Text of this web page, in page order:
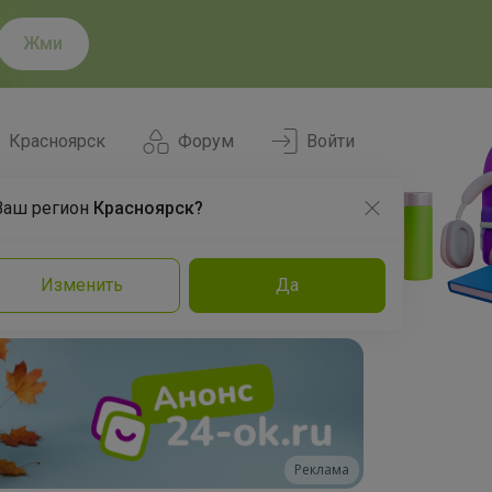
Жми
Форум
Красноярск
регион Красноярск?
Изменить Да
Войти
Команда Эксперты
Реклама